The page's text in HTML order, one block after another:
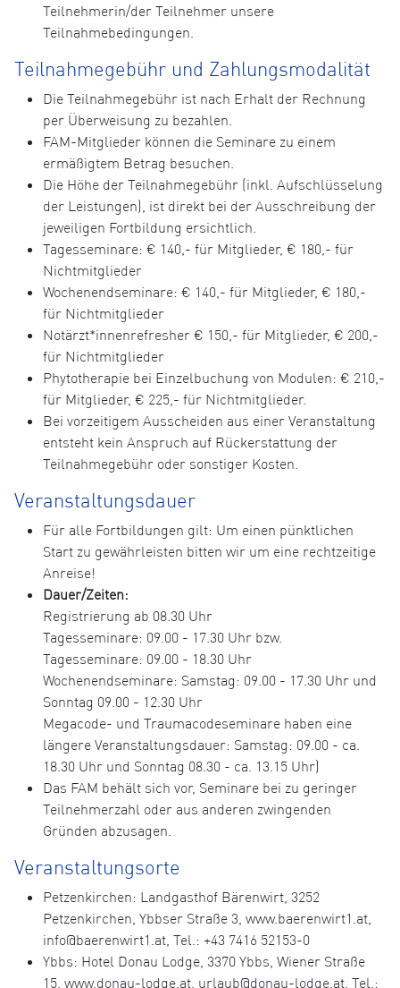
Teilnehmerin/der Teilnehmer unsere
Teilnahmebedingungen.
Teilnahmegebühr und Zahlungsmodalität
Die Teilnahmegebühr ist nach Erhalt der Rechnung
per Überweisung zu bezahlen.
FAM-Mitglieder können die Seminare zu einem
ermäßigtem Betrag besuchen.
Die Höhe der Teilnahmegebühr (inkl. Aufschlüsselung
der Leistungen), ist direkt bei der Ausschreibung der
jeweiligen Fortbildung ersichtlich.
Tagesseminare: € 140,- für Mitglieder, € 180,- für
Nichtmitglieder
Wochenendseminare: € 140,- für Mitglieder, € 180,-
für Nichtmitglieder
Notärzt*innenrefresher € 150,- für Mitglieder, € 200,-
für Nichtmitglieder
Phytotherapie bei Einzelbuchung von Modulen: € 210,-
für Mitglieder, € 225,- für Nichtmitglieder.
Bei vorzeitigem Ausscheiden aus einer Veranstaltung
entsteht kein Anspruch auf Rückerstattung der
Teilnahmegebühr oder sonstiger Kosten.
Veranstaltungsdauer
Für alle Fortbildungen gilt: Um einen pünktlichen
Start zu gewährleisten bitten wir um eine rechtzeitige
Anreise!
Dauer/Zeiten:
Registrierung ab 08.30 Uhr
Tagesseminare: 09.00 - 17.30 Uhr bzw.
Tagesseminare: 09.00 - 18.30 Uhr
Wochenendseminare: Samstag: 09.00 - 17.30 Uhr und
Sonntag 09.00 - 12.30 Uhr
Megacode- und Traumacodeseminare haben eine
längere Veranstaltungsdauer: Samstag: 09.00 - ca.
18.30 Uhr und Sonntag 08.30 - ca. 13.15 Uhr)
Das FAM behält sich vor, Seminare bei zu geringer
Teilnehmerzahl oder aus anderen zwingenden
Gründen abzusagen.
Veranstaltungsorte
Petzenkirchen: Landgasthof Bärenwirt, 3252
Petzenkirchen, Ybbser Straße 3, www.baerenwirt1.at,
info@baerenwirt1.at, Tel.: +43 7416 52153-0
Ybbs: Hotel Donau Lodge, 3370 Ybbs, Wiener Straße
15, www.donau-lodge.at, urlaub@donau-lodge.at, Tel.: